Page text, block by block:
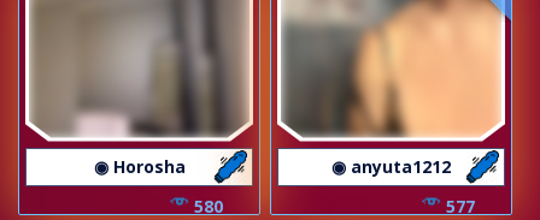
◉ Horosha
580
◉ anyuta1212
577